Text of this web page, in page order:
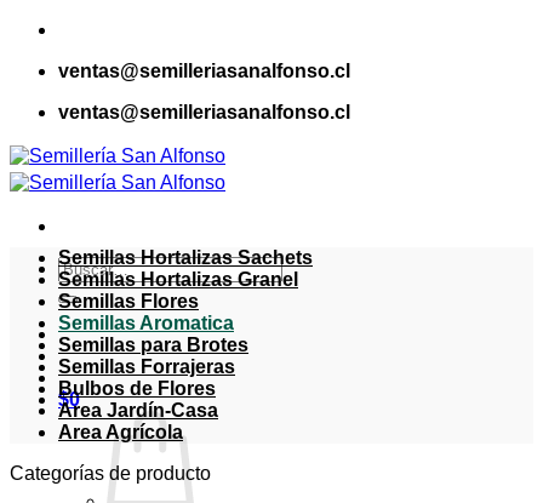
Saltar
contenidoventas@semilleriasanalfonso.cl
ventas@semilleriasanalfonso.cl
Buscar
por:
$0
Semillas Hortalizas Sachets
Semillas Hortalizas Granel
Semillas Flores
Semillas Aromatica
Semillas para Brotes
Semillas Forrajeras
Bulbos de Flores
Area Jardín-Casa
Area Agrícola
Categorías de producto